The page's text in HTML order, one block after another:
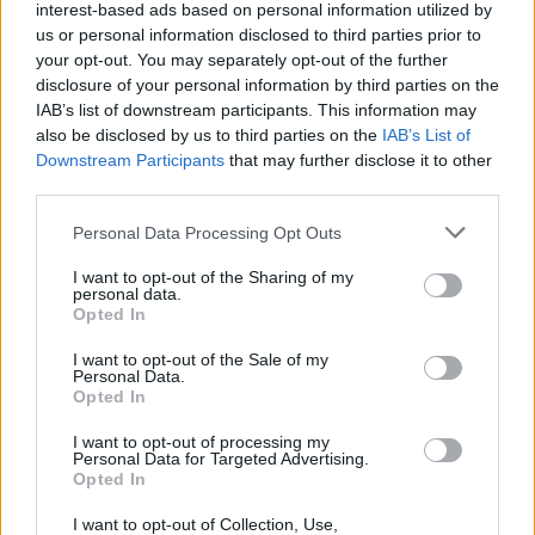
interest-based ads based on personal information utilized by
us or personal information disclosed to third parties prior to
your opt-out. You may separately opt-out of the further
disclosure of your personal information by third parties on the
IAB’s list of downstream participants. This information may
also be disclosed by us to third parties on the IAB’s List of
Downstream Participants that may further disclose it to other
Personal Data Processing Opt Outs
I want to opt-out of the Sharing of my
personal data.
Opted In
I want to opt-out of the Sale of my
Personal Data.
Opted In
I want to opt-out of processing my
Personal Data for Targeted Advertising.
Opted In
I want to opt-out of Collection, Use,
Cerrar
Código de parada: 749
Cerrar
Localizar parada en el plano
Cómo llegar hasta aquí
Código de parada: 738
Cerrar
Próxima Guagua
Localizar parada en el plano
Cómo llegar hasta aquí
Código de parada: 751
Cerrar
Serventía, 85
Próxima Guagua
Localizar parada en el plano
Cómo llegar hasta aquí
Código de parada: 753
Otoño (Hoya Andrea)
Próxima Guagua
Localizar parada en el plano
Código de parada: 973
Salidas desde Hoya Andrea
Próxima Guagua
Localizar parada en el plano
Como llegar hasta aquí
Código de parada: 973
Plutón (CEIP Hoya Andrea)
Próxima Guagua
Localizar parada en el plano
Como llegar hasta aquí
Código de parada: 757
Cerrar
Plutón, frente 14
Próxima Guagua
Localizar parada en el plano
Como llegar hasta aquí
Código de parada: 739
Cerrar
Cuesta Blanca, 41
Localizar parada en el plano
Como llegar hasta aquí
Código de parada: 780
Cuesta Blanca, 9
Próxima Guagua
Olivo (carretera de Almatriche)